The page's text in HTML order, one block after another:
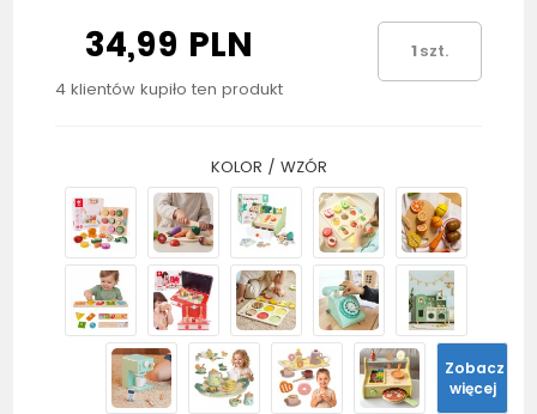
34,99 PLN
4 klientów kupiło ten produkt
szt.
KOLOR / WZÓR
Zobacz
więcej